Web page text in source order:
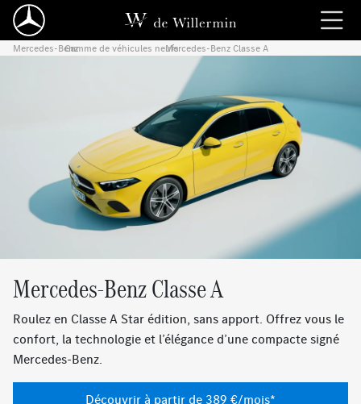
Mercedes-Benz
›
Gamme de véhicules neufs
›
Mercedes-Benz Classe A
Mercedes-Benz Classe A
Roulez en Classe A Star édition, sans apport. Offrez vous le
confort, la technologie et l’élégance d’une compacte signé
Mercedes-Benz.
Découvrir à partir de 389 €/mois*